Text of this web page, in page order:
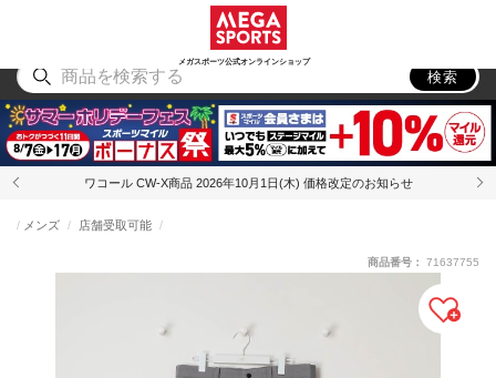
メガスポーツ公式オンラインショップ
アウトドア
検索
ワコール CW-X商品 2026年10月1日(木) 価格改定のお知らせ
メンズ 店舗受取可能
商品番号： 71637755